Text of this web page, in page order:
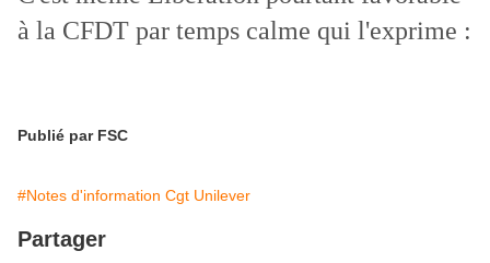
à la CFDT par temps calme qui l'exprime :
Publié par FSC
#Notes d'information Cgt Unilever
Partager